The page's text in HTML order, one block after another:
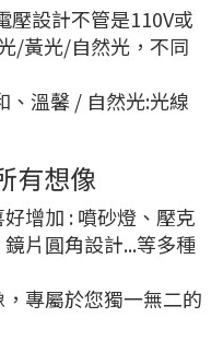
壓設計不管是110V或
/黃光/自然光，不同
、溫馨 / 自然光:光線
有想像
增加 : 噴砂燈、壓克
片圓角設計...等多種
專屬於您獨一無二的